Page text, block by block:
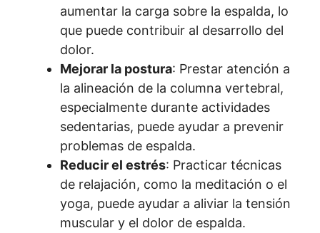
aumentar la carga sobre la espalda, lo
que puede contribuir al desarrollo del
dolor.
Mejorar la postura: Prestar atención a
la alineación de la columna vertebral,
especialmente durante actividades
sedentarias, puede ayudar a prevenir
problemas de espalda.
Reducir el estrés: Practicar técnicas
de relajación, como la meditación o el
yoga, puede ayudar a aliviar la tensión
muscular y el dolor de espalda.